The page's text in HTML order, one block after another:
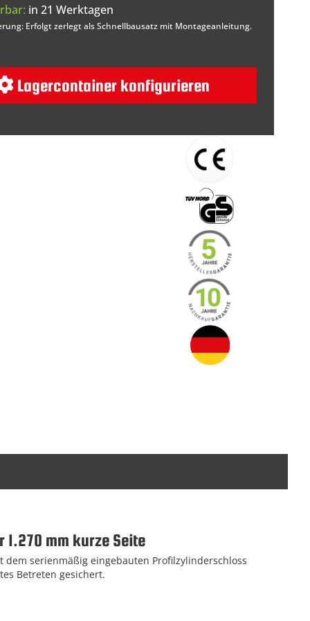
in 21 Werktagen
Erfolgt zerlegt als Schnellbausatz mit Montageanleitung.
Lagercontainer konfigurieren
mm kurze Seite
serienmäßig eingebauten Profilzylinderschloss
Betreten gesichert.